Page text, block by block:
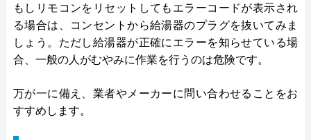
もしリモコンをリセットしてもエラーコードが表示され
る場合は、コンセントから給湯器のプラグを抜いてみま
しょう。ただし給湯器が正確にエラーを知らせている場
合、一般の人がむやみに作業を行うのは危険です。
万が一に備え、業者やメーカーに問い合わせることをお
すすめします。